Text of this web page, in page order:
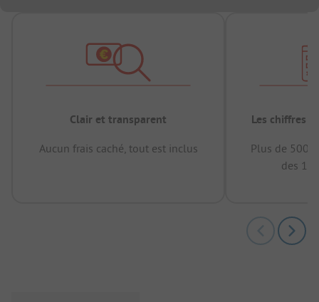
Clair et transparent
Aucun frais caché, tout est inclus
Les chiffres
Plus de
des 12